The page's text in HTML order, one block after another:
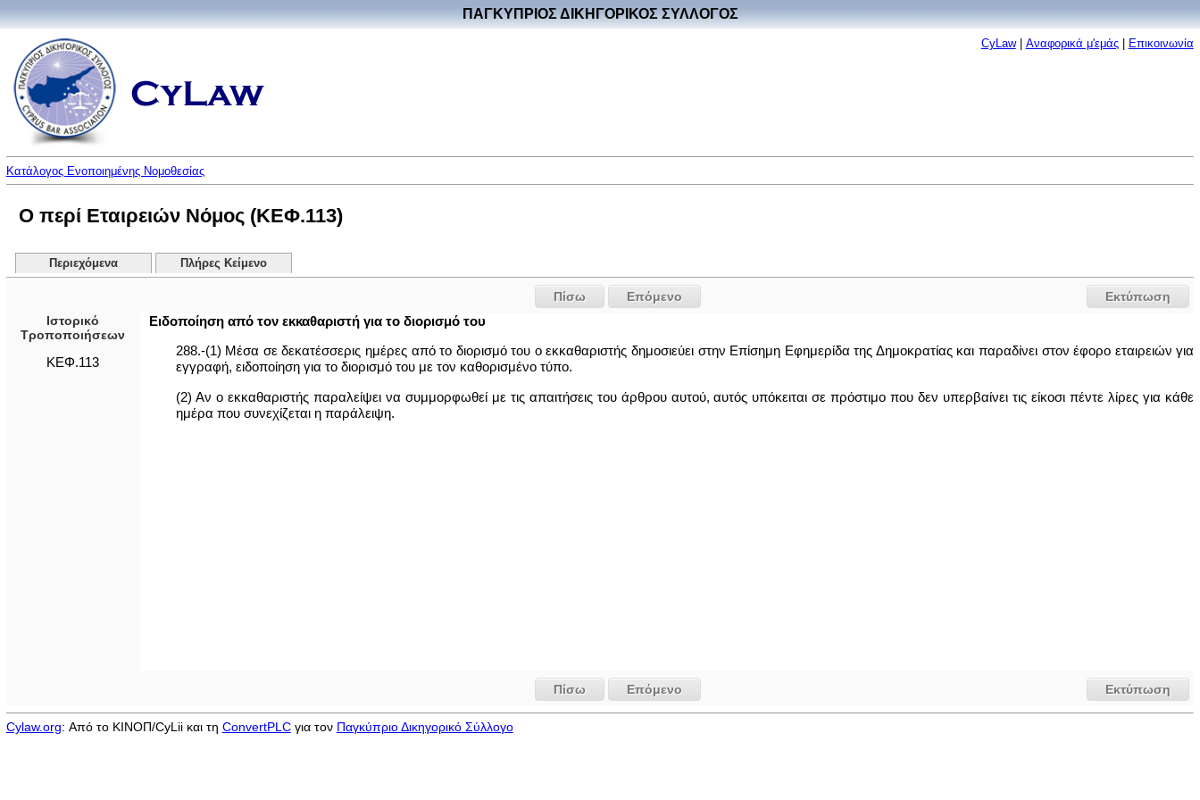
ΠΑΓΚΥΠΡΙΟΣ ΔΙΚΗΓΟΡΙΚΟΣ ΣΥΛΛΟΓΟΣ
CyLaw| Αναφορικά μ'εμάς| Επικοινωνία
Κατάλογος Ενοποιημένης Νομοθεσίας
Ο περί Εταιρειών Νόμος (ΚΕΦ.113)
Περιεχόμενα Πλήρες Κείμενο
Εκτύπωση
Πίσω
Επόμενο
Ιστορικό
Τροποποιήσεων
ΚΕΦ.113
Ειδοποίηση από τον εκκαθαριστή για το διορισμό του
288.-(1) Μέσα σε δεκατέσσερις ημέρες από το διορισμό του ο εκκαθαριστής δημοσιεύει στην Επίσημη Εφημερίδα της Δημοκρατίας και παραδίνει στον έφορο εταιρειών για
εγγραφή, ειδοποίηση για το διορισμό του με τον καθορισμένο τύπο.
(2) Αν ο εκκαθαριστής παραλείψει να συμμορφωθεί με τις απαιτήσεις του άρθρου αυτού, αυτός υπόκειται σε πρόστιμο που δεν υπερβαίνει τις είκοσι πέντε λίρες για κάθε
ημέρα που συνεχίζεται η παράλειψη.
Εκτύπωση
Πίσω Επόμενο
Cylaw.org: Από το ΚΙΝOΠ/CyLii και τη ConvertPLCγια τον Παγκύπριο Δικηγορικό Σύλλογο